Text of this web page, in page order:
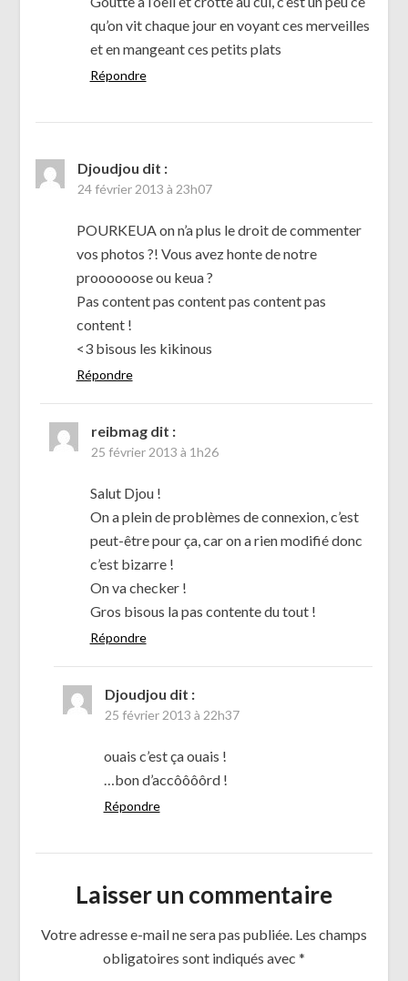
qu’on vit chaque jour en voyant ces merveilles
et en mangeant ces petits plats
Répondre
Djoudjou dit :
24 février 2013 à 23h07
POURKEUA on n’a plus le droit de commenter
vos photos ?! Vous avez honte de notre
proooooose ou keua ?
Pas content pas content pas content pas
content !
<3 bisous les kikinous
Répondre
reibmag dit :
25 février 2013 à 1h26
Salut Djou !
On a plein de problèmes de connexion, c’est
peut-être pour ça, car on a rien modifié donc
c’est bizarre !
On va checker !
Gros bisous la pas contente du tout !
Répondre
Djoudjou dit :
25 février 2013 à 22h37
ouais c’est ça ouais !
…bon d’accôôôôrd !
Répondre
Laisser un commentaire
Votre adresse e-mail ne sera pas publiée. Les champs
obligatoires sont indiqués avec *